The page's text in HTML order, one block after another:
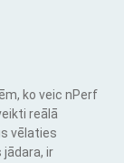
ko veic nPerf
reālā
vēlaties
ir